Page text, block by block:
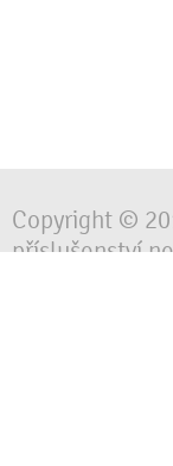
Copyright ©
příslušenství